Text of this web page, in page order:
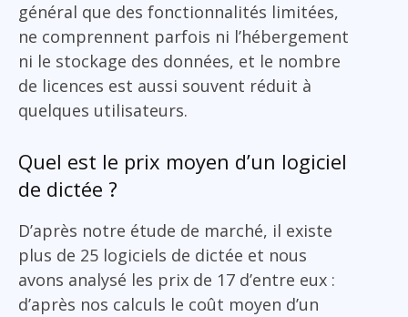
général que des fonctionnalités limitées,
ne comprennent parfois ni l’hébergement
ni le stockage des données, et le nombre
de licences est aussi souvent réduit à
quelques utilisateurs.
Quel est le prix moyen d’un logiciel
de dictée ?
D’après notre étude de marché, il existe
plus de 25 logiciels de dictée et nous
avons analysé les prix de 17 d’entre eux :
d’après nos calculs le coût moyen d’un